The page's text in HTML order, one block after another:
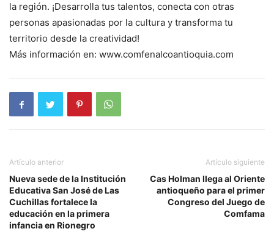
la región. ¡Desarrolla tus talentos, conecta con otras
personas apasionadas por la cultura y transforma tu
territorio desde la creatividad!
Más información en: www.comfenalcoantioquia.com
Artículo anterior
Nueva sede de la Institución
Educativa San José de Las
Cuchillas fortalece la
educación en la primera
infancia en Rionegro
Artículo siguiente
Cas Holman llega al Oriente
antioqueño para el primer
Congreso del Juego de
Comfama